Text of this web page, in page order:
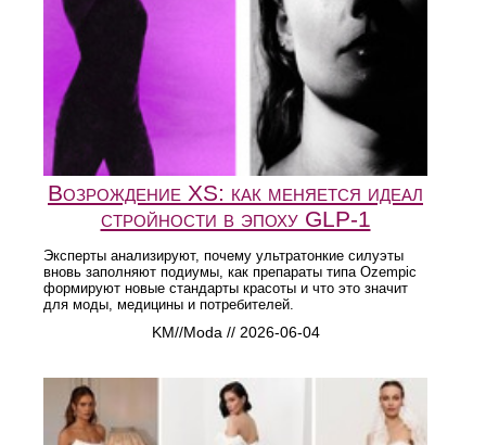
Возрождение XS: как меняется идеал
стройности в эпоху GLP‑1
Эксперты анализируют, почему ультратонкие силуэты
вновь заполняют подиумы, как препараты типа Ozempic
формируют новые стандарты красоты и что это значит
для моды, медицины и потребителей.
KM//Moda // 2026-06-04